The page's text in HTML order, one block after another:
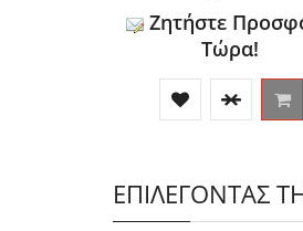
Ζητήστε
Τώρα!
ΕΠΙΛΕΓΟΝΤΑΣ